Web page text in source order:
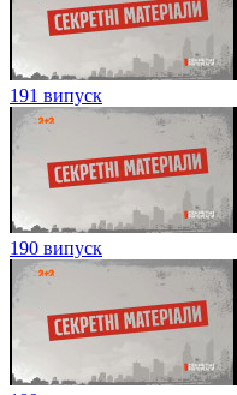
191 випуск
190 випуск